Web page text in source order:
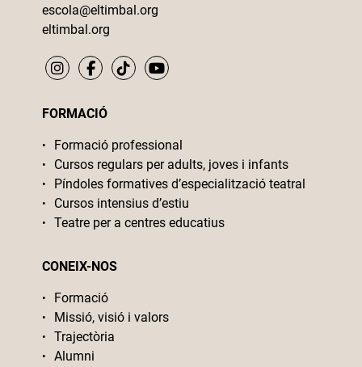
escola@eltimbal.org
eltimbal.org
FORMACIÓ
Formació professional
Cursos regulars per adults, joves i infants
Píndoles formatives d’especialització teatral
Cursos intensius d’estiu
Teatre per a centres educatius
CONEIX-NOS
Formació
Missió, visió i valors
Trajectòria
Alumni